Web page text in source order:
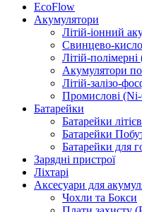
EcoFlow
Акумулятори
Літій-іонний
Свинцево-
Літій-
Акумулятори
Літій-залізо-
Промислові
Батарейки
Батарейки
Батарейки
Батарейки для
Зарядні пристрої
Ліхтарі
Аксесуари для
Чохли та Бокси